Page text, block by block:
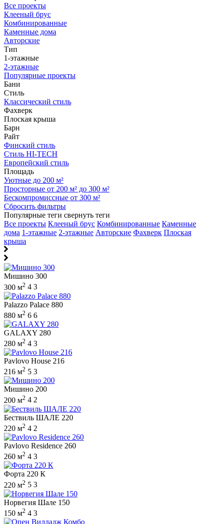
Все проекты
Клееный брус
Комбинированные
Каменные дома
Авторские
Тип
1-этажные
2-этажные
Популярные проекты
Бани
Стиль
Классический стиль
Фахверк
Плоская крыша
Барн
Райт
Финский стиль
Стиль HI-TECH
Европейский стиль
Площадь
Уютные до 200 м²
Просторные от 200 м² до 300 м²
Бескомпромиссные от 300 м²
Сбросить фильтры
Популярные теги свернуть теги
Все проекты Клееный брус Комбинированные Каменные
дома 1-этажные 2-этажные Авторские Фахверк Плоская
крыша
Мишино 300
300 м2 4 3
Palazzo Palace 880
880 м2 6 6
GALAXY 280
280 м2 4 3
Pavlovo House 216
216 м2 5 3
Мишино 200
200 м2 4 2
Бествиль ШАЛЕ 220
220 м2 4 2
Pavlovo Residence 260
260 м2 4 3
Форта 220 К
220 м2 5 3
Норвегия Шале 150
150 м2 4 3